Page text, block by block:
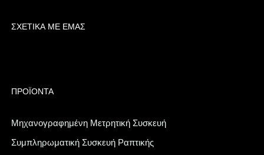
ΣΧΕΤΙΚΆ ΜΕ ΕΜΆΣ
ΠΡΟΪΌΝΤΑ
Μηχανογραφημένη Μετρητική Συσκευή
Συμπληρωματική Συσκευή Ραπτικής